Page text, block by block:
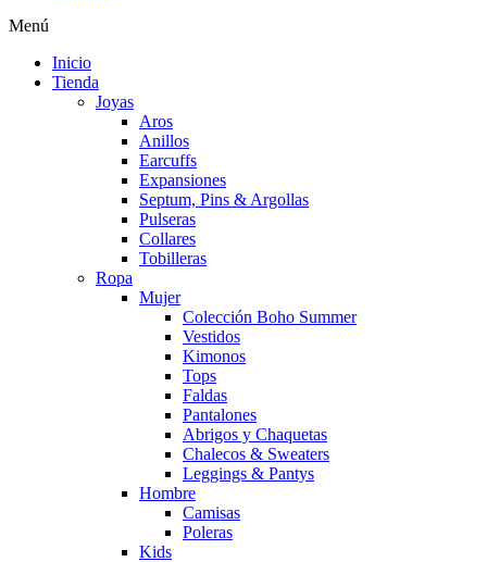
Menú
Inicio
Tienda
Joyas
Aros
Anillos
Earcuffs
Expansiones
Septum, Pins & Argollas
Pulseras
Collares
Tobilleras
Ropa
Mujer
Colección Boho Summer
Vestidos
Kimonos
Tops
Faldas
Pantalones
Abrigos y Chaquetas
Chalecos & Sweaters
Leggings & Pantys
Hombre
Camisas
Poleras
Kids